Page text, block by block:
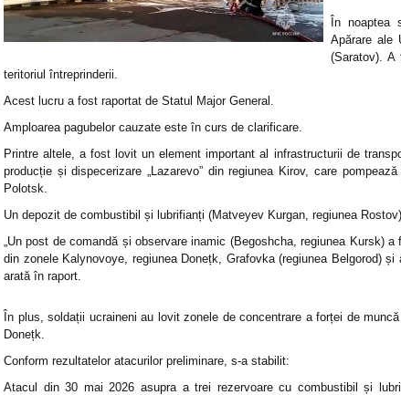
În noaptea
Apărare ale
(Saratov). A
teritoriul întreprinderii.
Acest lucru a fost raportat de Statul Major General.
Amploarea pagubelor cauzate este în curs de clarificare.
Printre altele, a fost lovit un element important al infrastructurii de
producție și dispecerizare „Lazarevo” din regiunea Kirov, care
Polotsk.
Un depozit de combustibil și lubrifianți (Matveyev Kurgan, regiunea
„Un post de comandă și observare inamic (Begoshcha, regiunea Kursk)
din zonele Kalynovoye, regiunea Donețk, Grafovka (regiunea Belgorod)
arată în raport.
În plus, soldații ucraineni au lovit zonele de concentrare a forței de
Donețk.
Conform rezultatelor atacurilor preliminare, s-a stabilit:
Atacul din 30 mai 2026 asupra a trei rezervoare cu combustibil și